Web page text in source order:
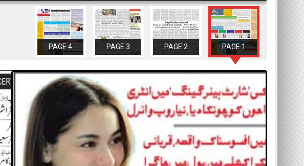
PAGE 1
PAGE 2
PAGE 3
PAGE 4